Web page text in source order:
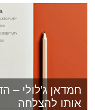
חמדאן ג'לולי –
אותו להצלחה